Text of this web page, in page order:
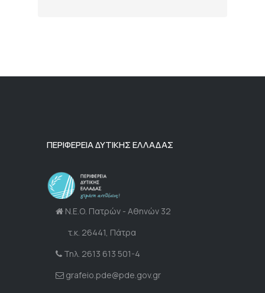
ΠΕΡΙΦΕΡΕΙΑ ΔΥΤΙΚΗΣ ΕΛΛΑΔΑΣ
Ν.Ε.Ο. Πατρών - Αθηνών 32
τ.κ. 26441, Πάτρα
Τηλ. 2613 613 501-4
grafeio.pde@pde.gov.gr